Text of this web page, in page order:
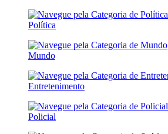
Política
Mundo
Entretenimento
Policial